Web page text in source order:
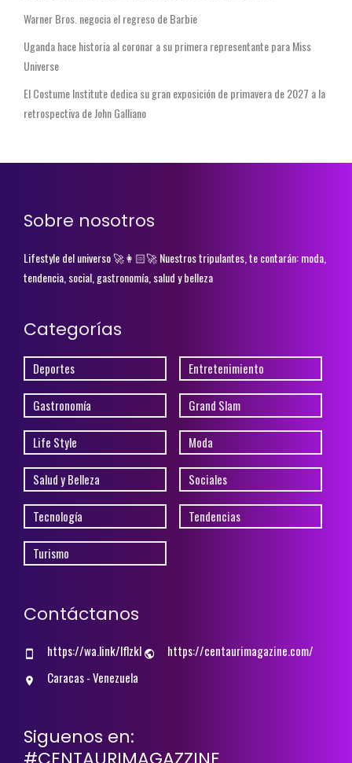
Warner Bros. negocia el regreso de Barbie
Uganda hace historia al coronar a su primera representante para Miss
Universe
El Costume Institute dedica su gran exposición de primavera de 2027 a la
retrospectiva de John Galliano
Sobre nosotros
Lifestyle del universo 🚀👩🏻‍🚀 Nuestros tripulantes, te contarán: moda,
tendencia, social, gastronomía, salud y belleza
Categorías
Deportes Entretenimiento
Gastronomía Grand Slam
Life Style Moda
Salud y Belleza Sociales
Tecnología Tendencias
Turismo
Contáctanos
https://wa.link/lflzkl
https://centaurimagazine.com/
Caracas - Venezuela
Siguenos en: